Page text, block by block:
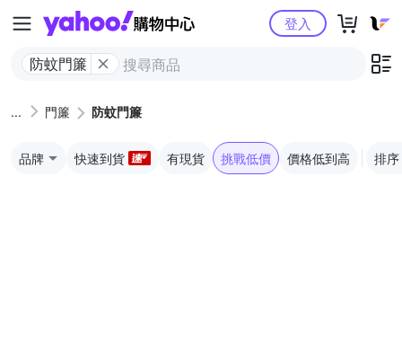
Yahoo購物中心
防蚊門簾
登入
門簾 防蚊門簾
品牌 快速到貨 有現貨 挑戰低價 價格低到高 排序